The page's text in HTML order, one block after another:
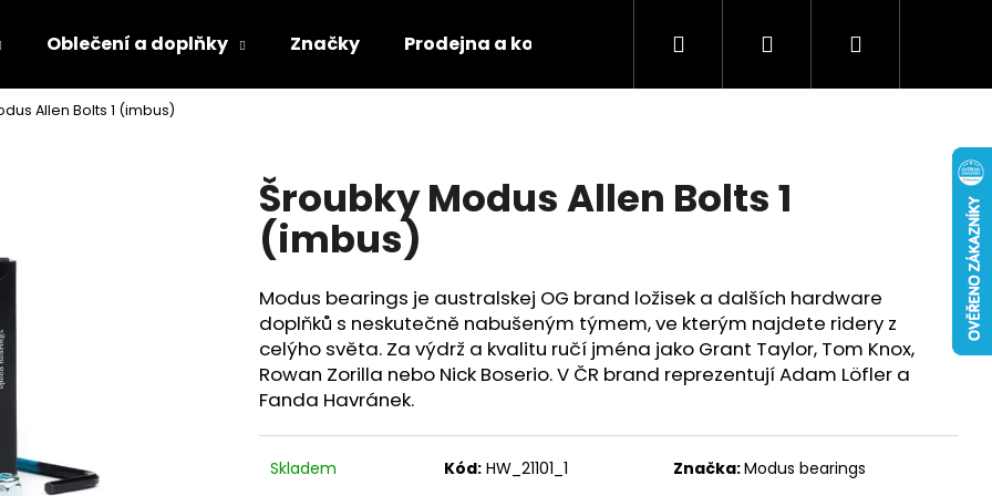
Oblečení a doplňky Značky Prodejna a kontakty Podporujeme Tabulky velikostí
Hledat PřihlášeníNákupní
Allen Bolts 1 (imbus)
Šroubky Modus Allen Bolts 1
(imbus)
Modus bearings je australskej OG brand ložisek a dalších hardware
doplňků s neskutečně nabušeným týmem, ve kterým najdete ridery z
celýho světa. Za výdrž a kvalitu ručí jména jako Grant Taylor, Tom Knox,
Rowan Zorilla nebo Nick Boserio. V ČR brand reprezentují Adam Löfler a
Fanda Havránek.
Skladem Kód: HW_21101_1 Značka:Modus bearings
Co potřebujete najít?
HLEDAT